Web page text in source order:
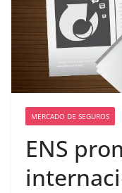
MERCADO DE SEGUROS
ENS